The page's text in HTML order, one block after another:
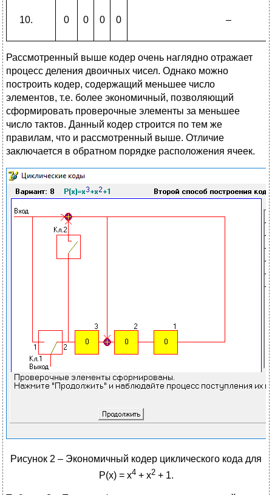
0 0 0 0 –
Рассмотренный выше кодер очень наглядно отражает
процесс деления двоичных чисел. Однако можно
построить кодер, содержащий меньшее число
элементов, т.е. более экономичный, позволяющий
сформировать проверочные элементы за меньшее
число тактов. Данный кодер строится по тем же
правилам, что и рассмотренный выше. Отличие
заключается в обратном порядке расположения ячеек.
Рисунок 2 – Экономичный кодер циклического кода для
P(x) = x4+ x2+ 1.